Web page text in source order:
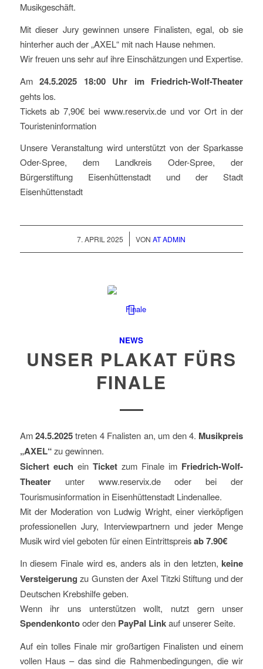
Musikgeschäft.
Mit dieser Jury gewinnen unsere Finalisten, egal, ob sie
hinterher auch der „AXEL“ mit nach Hause nehmen.
Wir freuen uns sehr auf ihre Einschätzungen und Expertise.
Am24.5.2025 18:00 Uhr im Friedrich-Wolf-Theater
gehts los.
Tickets ab 7,90€ bei www.reservix.de und vor Ort in der
Touristeninformation
Unsere Veranstaltung wird unterstützt von der Sparkasse
Oder-Spree, dem Landkreis Oder-Spree, der
Bürgerstiftung Eisenhüttenstadt und der Stadt
Eisenhüttenstadt
7. APRIL 2025
/ VONAT ADMIN
NEWS
UNSER PLAKAT FÜRS
FINALE
Am24.5.2025treten 4 Fnalisten an, um den 4. Musikpreis
„AXEL“zu gewinnen.
Sichert euch ein Ticketzum Finale im Friedrich-Wolf-
Theaterunter www.reservix.de oder bei der
Tourismusinformation in Eisenhüttenstadt Lindenallee.
Mit der Moderation von Ludwig Wright, einer vierköpfigen
professionellen Jury, Interviewpartnern und jeder Menge
Musik wird viel geboten für einen Eintrittspreisab 7.90€
In diesem Finale wird es, anders als in den letzten, keine
Versteigerung zu Gunsten der Axel Titzki Stiftung und der
Deutschen Krebshilfe geben.
Wenn ihr uns unterstützen wollt, nutzt gern unser
Spendenkontooder den PayPal Linkauf unserer Seite.
Auf ein tolles Finale mir großartigen Finalisten und einem
vollen Haus – das sind die Rahmenbedingungen, die wir